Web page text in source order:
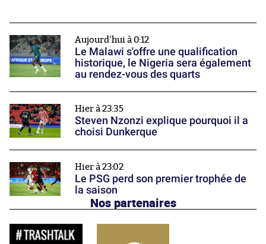
Aujourd'hui à 0:12
Le Malawi s'offre une qualification
historique, le Nigeria sera également
au rendez-vous des quarts
Hier à 23:35
Steven Nzonzi explique pourquoi il a
choisi Dunkerque
Hier à 23:02
Le PSG perd son premier trophée de
la saison
Nos partenaires